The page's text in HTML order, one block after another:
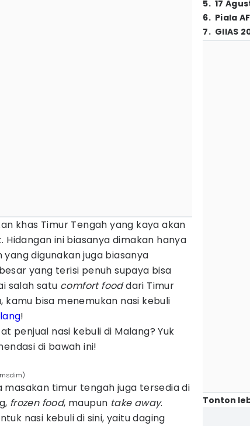
khas Timur Tengah yang kaya akan
ini biasanya dimakan hanya
digunakan juga biasanya
yang terisi penuh supaya bisa
salah satu comfort fooddari Timur
kamu bisa menemukan nasi kebuli
!
penjual nasi kebuli di Malang? Yuk
di bawah ini!
masakan timur tengah juga tersedia di
frozen food, maupun take away.
nasi kebuli di sini, yaitu daging
5. 17
6. Piala
7. GIIAS
Tonton